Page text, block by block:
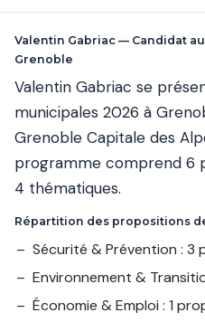
Valentin Gabriac — Candidat
Grenoble
Valentin Gabriac se
municipales 2026 à
Grenoble Capitale des
programme comprend 6
4 thématiques.
Répartition des propositions
Sécurité & Prévention : 3
Environnement &
Économie & Emploi : 1